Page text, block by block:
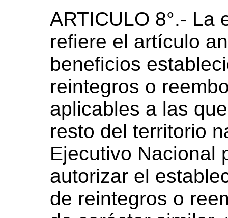
ARTICULO 8°.- La
refiere el artículo
beneficios
reintegros o
aplicables a las
resto del territorio
Ejecutivo Nacional
autorizar el
de reintegros o